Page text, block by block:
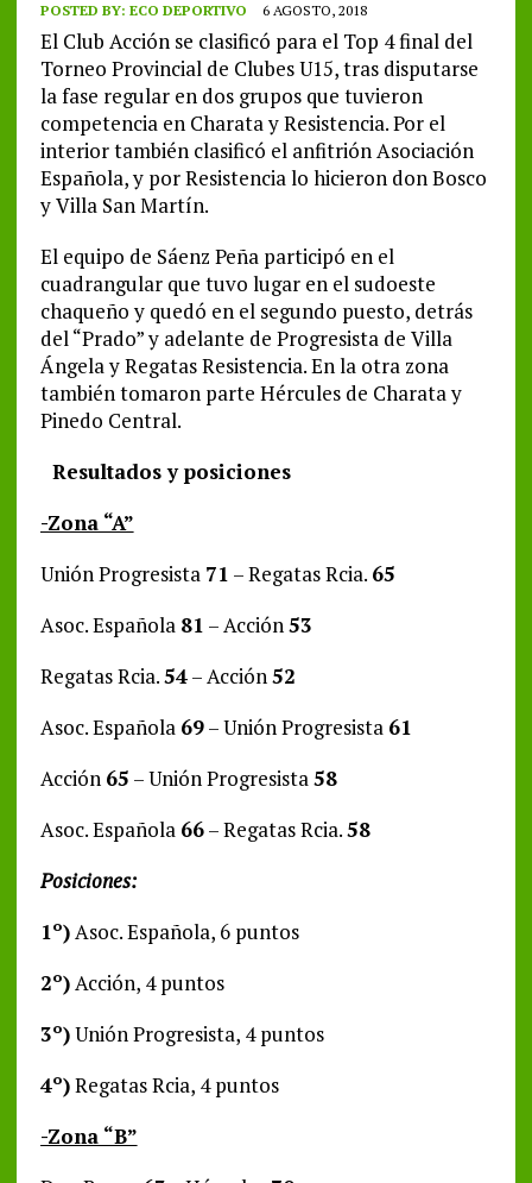
POSTED BY: ECO DEPORTIVO 6 AGOSTO, 2018
El Club Acción se clasificó para el Top 4 final del
Torneo Provincial de Clubes U15, tras disputarse
la fase regular en dos grupos que tuvieron
competencia en Charata y Resistencia. Por el
interior también clasificó el anfitrión Asociación
Española, y por Resistencia lo hicieron don Bosco
y Villa San Martín.
El equipo de Sáenz Peña participó en el
cuadrangular que tuvo lugar en el sudoeste
chaqueño y quedó en el segundo puesto, detrás
del “Prado” y adelante de Progresista de Villa
Ángela y Regatas Resistencia. En la otra zona
también tomaron parte Hércules de Charata y
Pinedo Central.
Resultados y posiciones
-Zona “A”
Unión Progresista 71 – Regatas Rcia. 65
Asoc. Española 81 – Acción53
Regatas Rcia.54– Acción52
Asoc. Española 69– Unión Progresista 61
Acción 65 – Unión Progresista58
Asoc. Española 66– Regatas Rcia.58
Posiciones:
1º)Asoc. Española, 6 puntos
2º)Acción, 4 puntos
3º)Unión Progresista, 4 puntos
4º)Regatas Rcia, 4 puntos
-Zona “B”